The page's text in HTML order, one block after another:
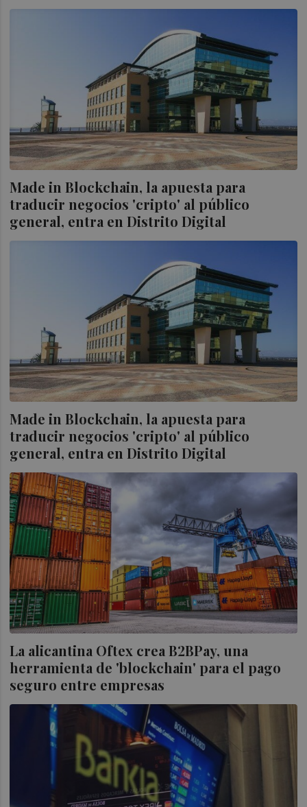
Made in Blockchain, la apuesta para
traducir negocios 'cripto' al público
general, entra en Distrito Digital
Made in Blockchain, la apuesta para
traducir negocios 'cripto' al público
general, entra en Distrito Digital
La alicantina Oftex crea B2BPay, una
herramienta de 'blockchain' para el pago
seguro entre empresas